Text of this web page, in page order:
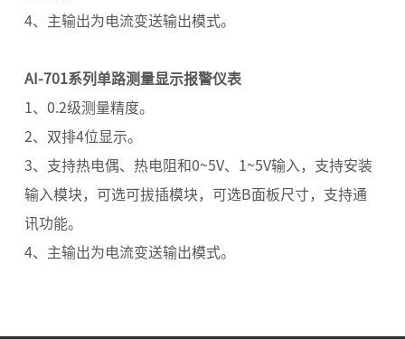
4、主输出为电流变送输出模式。
AI-701系列单路测量显示报警仪表
1、0.2级测量精度。
2、双排4位显示。
3、支持热电偶、热电阻和0~5V、1~5V输入，支持安装
输入模块，可选可拔插模块，可选B面板尺寸，支持通
讯功能。
4、主输出为电流变送输出模式。